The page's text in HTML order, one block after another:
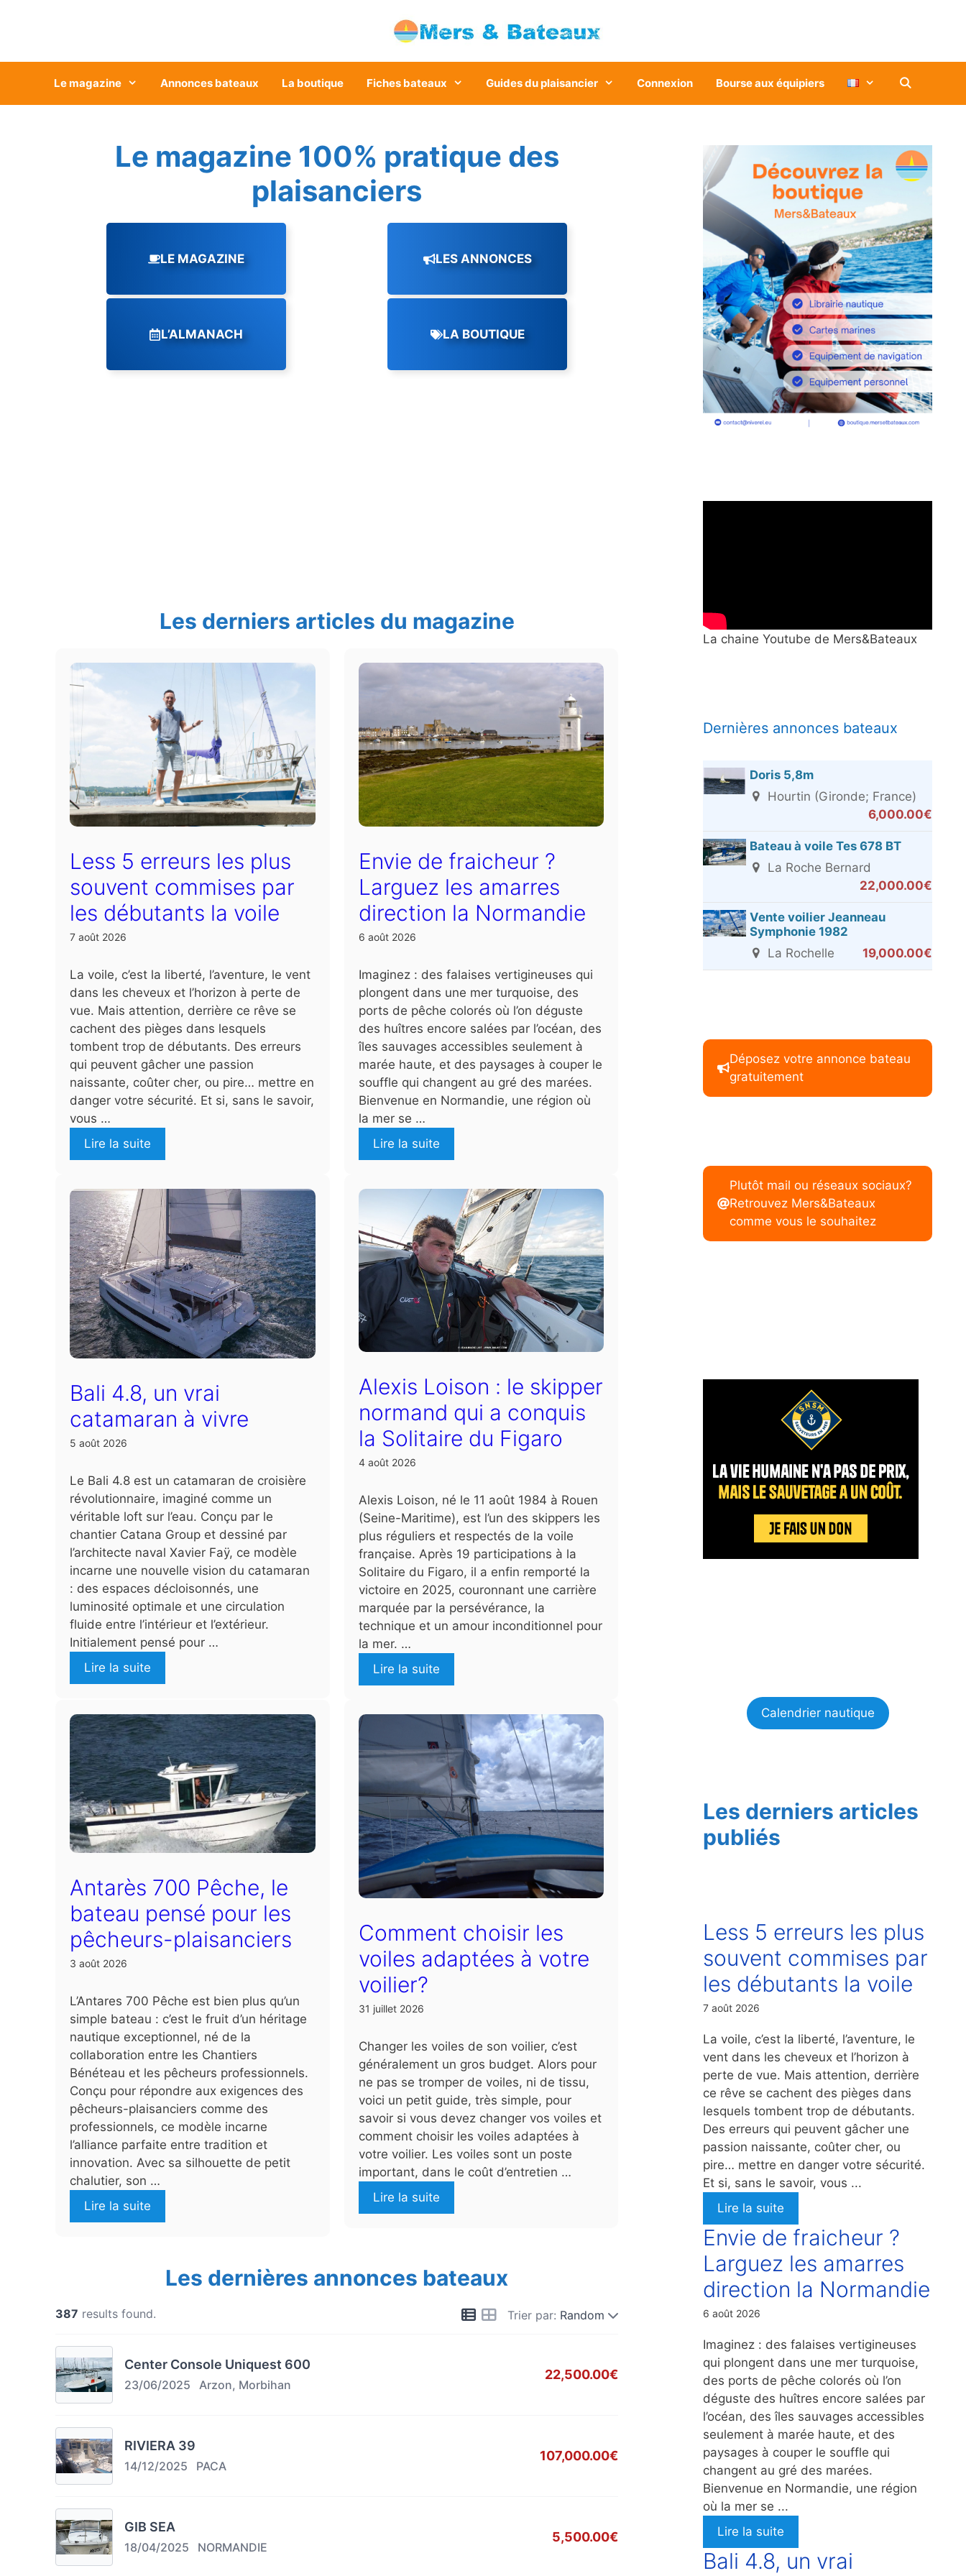
Le magazine Annonces bateaux La boutique Fiches bateaux Guides du plaisancier Connexion Bourse aux équipiers
Le magazine 100% pratique des
plaisanciers
LE MAGAZINE LES ANNONCES
L’ALMANACH LA BOUTIQUE
Les derniers articles du magazine
Less 5 erreurs les plus
souvent commises par
les débutants la voile
7 août 2026
La voile, c’est la liberté, l’aventure, le vent
dans les cheveux et l’horizon à perte de
vue. Mais attention, derrière ce rêve se
cachent des pièges dans lesquels
tombent trop de débutants. Des erreurs
qui peuvent gâcher une passion
naissante, coûter cher, ou pire… mettre en
danger votre sécurité. Et si, sans le savoir,
vous …
Lire la suite
Envie de fraicheur ?
Larguez les amarres
direction la Normandie
6 août 2026
Imaginez : des falaises vertigineuses qui
plongent dans une mer turquoise, des
ports de pêche colorés où l’on déguste
des huîtres encore salées par l’océan, des
îles sauvages accessibles seulement à
marée haute, et des paysages à couper le
souffle qui changent au gré des marées.
Bienvenue en Normandie, une région où
la mer se …
Lire la suite
Bali 4.8, un vrai
catamaran à vivre
5 août 2026
Le Bali 4.8 est un catamaran de croisière
révolutionnaire, imaginé comme un
véritable loft sur l’eau. Conçu par le
chantier Catana Group et dessiné par
l’architecte naval Xavier Faÿ, ce modèle
incarne une nouvelle vision du catamaran
: des espaces décloisonnés, une
luminosité optimale et une circulation
fluide entre l’intérieur et l’extérieur.
Initialement pensé pour …
Lire la suite
Alexis Loison : le skipper
normand qui a conquis
la Solitaire du Figaro
4 août 2026
Alexis Loison, né le 11 août 1984 à Rouen
(Seine-Maritime), est l’un des skippers les
plus réguliers et respectés de la voile
française. Après 19 participations à la
Solitaire du Figaro, il a enfin remporté la
victoire en 2025, couronnant une carrière
marquée par la persévérance, la
technique et un amour inconditionnel pour
la mer. …
Lire la suite
Antarès 700 Pêche, le
bateau pensé pour les
pêcheurs-plaisanciers
3 août 2026
L’Antares 700 Pêche est bien plus qu’un
simple bateau : c’est le fruit d’un héritage
nautique exceptionnel, né de la
collaboration entre les Chantiers
Bénéteau et les pêcheurs professionnels.
Conçu pour répondre aux exigences des
pêcheurs-plaisanciers comme des
professionnels, ce modèle incarne
l’alliance parfaite entre tradition et
innovation. Avec sa silhouette de petit
chalutier, son …
Lire la suite
Comment choisir les
voiles adaptées à votre
voilier?
31 juillet 2026
Changer les voiles de son voilier, c’est
généralement un gros budget. Alors pour
ne pas se tromper de voiles, ni de tissu,
voici un petit guide, très simple, pour
savoir si vous devez changer vos voiles et
comment choisir les voiles adaptées à
votre voilier. Les voiles sont un poste
important, dans le coût d’entretien …
Lire la suite
Les dernières annonces bateaux
Trier par: Random
387 results found.
Center Console Uniquest 600
23/06/2025 Arzon, Morbihan
22,500.00€
RIVIERA 39
14/12/2025 PACA
107,000.00€
GIB SEA
18/04/2025 NORMANDIE
5,500.00€
La chaine Youtube de Mers&Bateaux
Dernières annonces bateaux
Doris 5,8m
Hourtin (Gironde; France)
6,000.00€
Bateau à voile Tes 678 BT
La Roche Bernard
22,000.00€
Vente voilier Jeanneau
Symphonie 1982
La Rochelle
19,000.00€
Déposez votre annonce bateau
gratuitement
Plutôt mail ou réseaux sociaux?
Retrouvez Mers&Bateaux
comme vous le souhaitez
Calendrier nautique
Les derniers articles
publiés
Less 5 erreurs les plus
souvent commises par
les débutants la voile
7 août 2026
La voile, c’est la liberté, l’aventure, le
vent dans les cheveux et l’horizon à
perte de vue. Mais attention, derrière
ce rêve se cachent des pièges dans
lesquels tombent trop de débutants.
Des erreurs qui peuvent gâcher une
passion naissante, coûter cher, ou
pire… mettre en danger votre sécurité.
Et si, sans le savoir, vous ...
Lire la suite
Envie de fraicheur ?
Larguez les amarres
direction la Normandie
6 août 2026
Imaginez : des falaises vertigineuses
qui plongent dans une mer turquoise,
des ports de pêche colorés où l’on
déguste des huîtres encore salées par
l’océan, des îles sauvages accessibles
seulement à marée haute, et des
paysages à couper le souffle qui
changent au gré des marées.
Bienvenue en Normandie, une région
où la mer se ...
Lire la suite
Bali 4.8, un vrai